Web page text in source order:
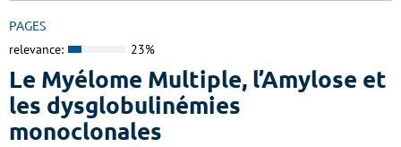
PAGES
relevance: 23%
Le Myélome Multiple, l’Amylose et
les dysglobulinémies
monoclonales